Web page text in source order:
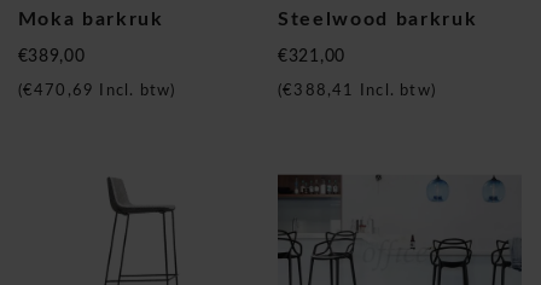
Moka barkruk
€389,00
(€470,69 Incl. btw)
Steelwood barkruk
€321,00
(€388,41 Incl. btw)